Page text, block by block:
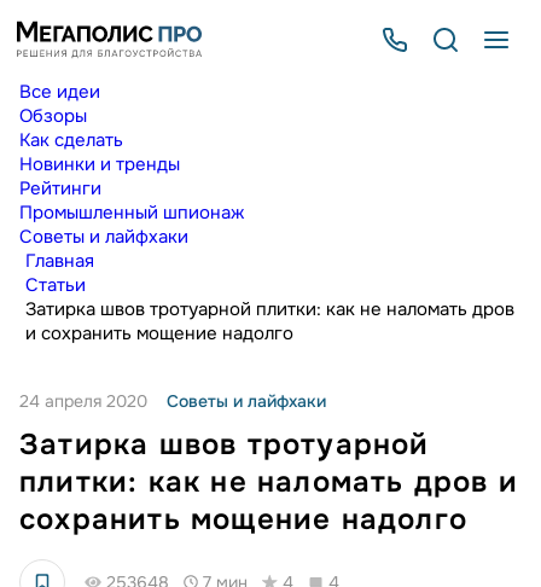
Все идеи
Обзоры
Как сделать
Новинки и тренды
Рейтинги
Промышленный шпионаж
Советы и лайфхаки
Главная
Статьи
Затирка швов тротуарной плитки: как не наломать дров
и сохранить мощение надолго
24 апреля 2020 Советы и лайфхаки
Затирка швов тротуарной
плитки: как не наломать дров и
сохранить мощение надолго
253648 7 мин 4 4